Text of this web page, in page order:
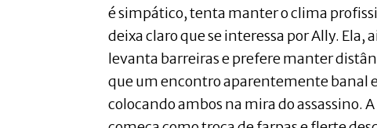
é simpático, tenta manter o clima
deixa claro que se interessa por Ally. Ela,
levanta barreiras e prefere manter
que um encontro aparentemente banal
colocando ambos na mira do assassino.